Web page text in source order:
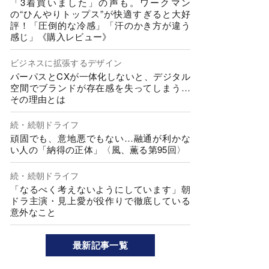
の“ひんやりトップス”が快適すぎると大好
評！「圧倒的な冷感」「汗のかき方が違う
感じ」《購入レビュー》
ビジネスに拡張するデザイン
パーパスとCXが一体化しないと、デジタル
空間でブランドが存在感を失ってしまう…
その理由とは
続・続朝ドライフ
頑固でも、意地悪でもない…融通が利かな
い人の「納得の正体」〈風、薫る第95回〉
続・続朝ドライフ
「なるべく考えないようにしています」朝
ドラ主演・見上愛が役作りで徹底している
意外なこと
最新記事一覧